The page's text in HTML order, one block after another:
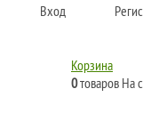
Вход
Корзина
0товаров На